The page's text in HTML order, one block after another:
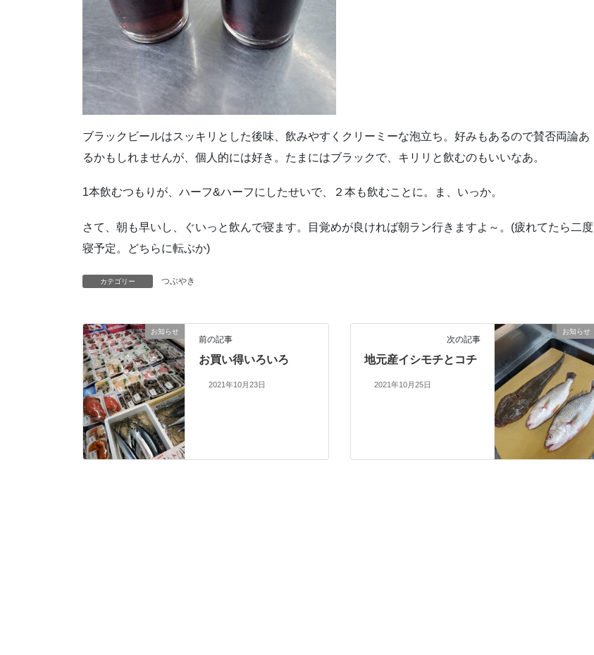
ブラックビールはスッキリとした後味、飲みやすくクリーミーな泡立ち。好みもあるので賛否両論あ
るかもしれませんが、個人的には好き。たまにはブラックで、キリリと飲むのもいいなあ。
1本飲むつもりが、ハーフ&ハーフにしたせいで、２本も飲むことに。ま、いっか。
さて、朝も早いし、ぐいっと飲んで寝ます。目覚めが良ければ朝ラン行きますよ～。(疲れてたら二度
寝予定。どちらに転ぶか)
カテゴリー つぶやき
お知らせ
前の記事
お買い得いろいろ
2021年10月23日
お知らせ
次の記事
地元産イシモチとコチ
2021年10月25日